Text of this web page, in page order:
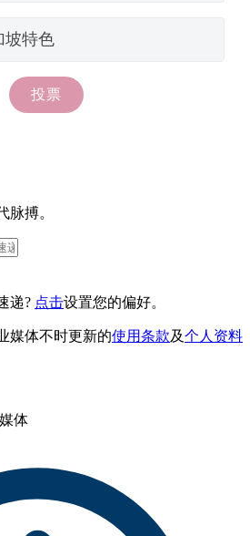
脉搏。
递? 点击设置您的偏好。
媒体不时更新的使用条款及个人资料
体